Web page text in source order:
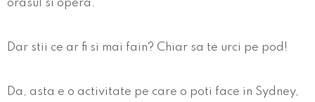
orasul si opera.
Dar stii ce ar fi si mai fain? Chiar sa te urci pe pod!
Da, asta e o activitate pe care o poti face in Sydney,